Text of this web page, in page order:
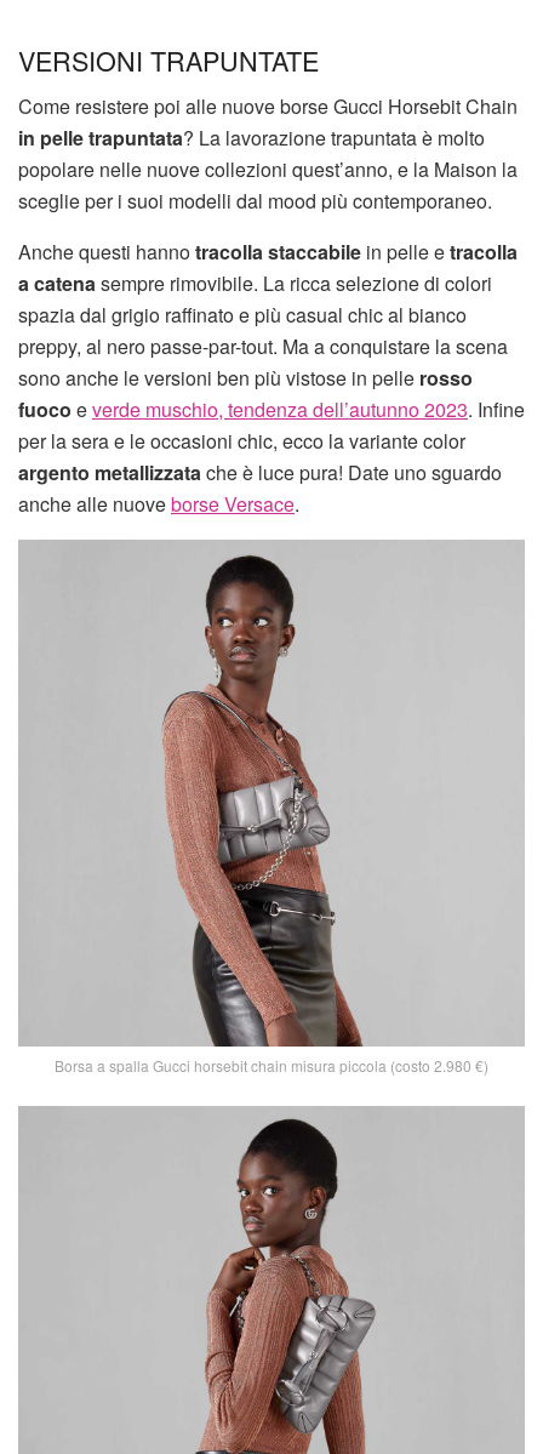
VERSIONI TRAPUNTATE
Come resistere poi alle nuove borse Gucci Horsebit Chain
in pelle trapuntata? La lavorazione trapuntata è molto
popolare nelle nuove collezioni quest’anno, e la Maison la
sceglie per i suoi modelli dal mood più contemporaneo.
Anche questi hannotracolla staccabile in pelle etracolla
a catenasempre rimovibile. La ricca selezione di colori
spazia dal grigio raffinato e più casual chic al bianco
preppy, al nero passe-par-tout. Ma a conquistare la scena
sono anche le versioni ben più vistose in pelle rosso
fuoco everde muschio, tendenza dell’autunno 2023. Infine
per la sera e le occasioni chic, ecco la variante color
argento metallizzatache è luce pura! Date uno sguardo
anche alle nuoveborse Versace.
Borsa a spalla Gucci horsebit chain misura piccola (costo 2.980 €)